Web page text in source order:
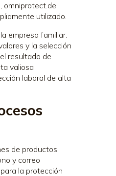
omniprotect.de
utilizado.
empresa familiar.
y la selección
resultado de
valiosa
laboral de alta
de productos
y correo
la protección